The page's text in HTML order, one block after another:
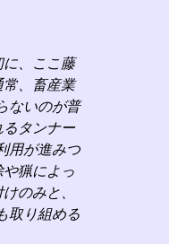
、ここ藤
、畜産業
ないのが普
タンナー
用が進みつ
猟によっ
のみと、
取り組める